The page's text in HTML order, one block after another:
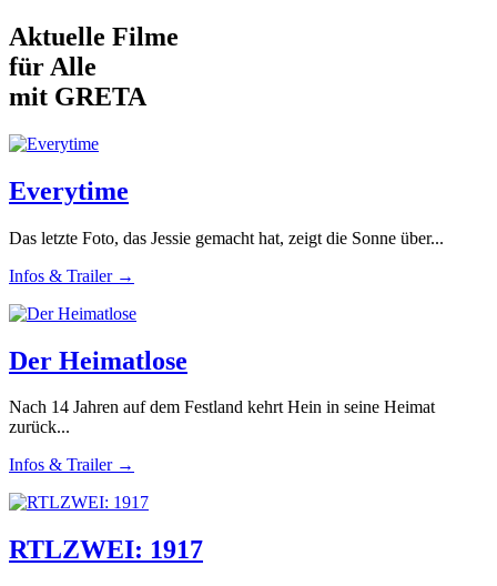
Aktuelle Filme
für Alle
mit GRETA
Everytime
Das letzte Foto, das Jessie gemacht hat, zeigt die Sonne über...
Infos & Trailer →
Der Heimatlose
Nach 14 Jahren auf dem Festland kehrt Hein in seine Heimat
zurück...
Infos & Trailer →
RTLZWEI: 1917